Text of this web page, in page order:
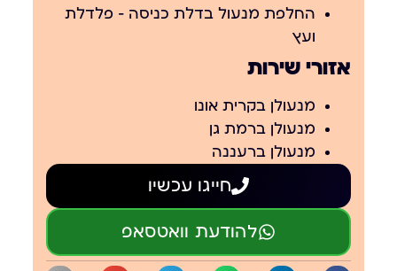
החלפת מנעול בדלת כניסה – פלדלת
ועץ
אזורי שירות
מנעולן בקרית אונו
מנעולן ברמת גן
מנעולן ברעננה
חייגו עכשיו
להודעת וואטסאפ